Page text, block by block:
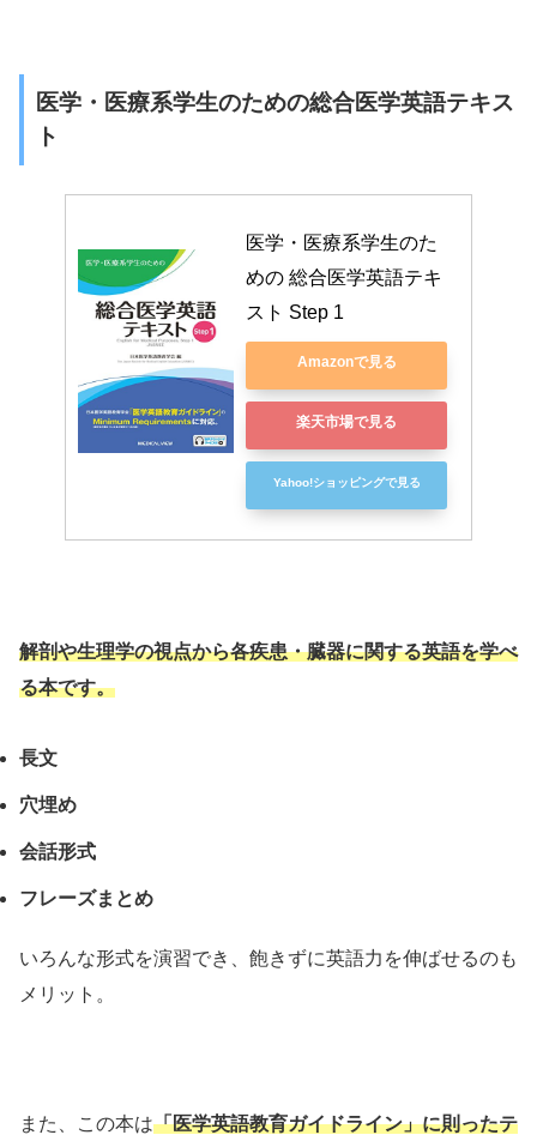
医学・医療系学生のための総合医学英語テキス
ト
医学・医療系学生のた
めの 総合医学英語テキ
スト Step 1
Amazonで見る
楽天市場で見る
Yahoo!ショッピングで見る
解剖や生理学の視点から各疾患・臓器に関する英語を学べ
る本です。
長文
穴埋め
会話形式
フレーズまとめ
いろんな形式を演習でき、飽きずに英語力を伸ばせるのも
メリット。
また、この本は「医学英語教育ガイドライン」に則ったテ